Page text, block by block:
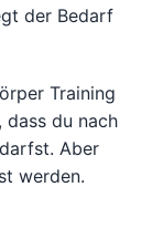
der Bedarf
Training
dass du nach
Aber
werden.